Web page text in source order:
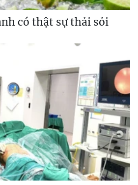
có thật sự thải sỏi